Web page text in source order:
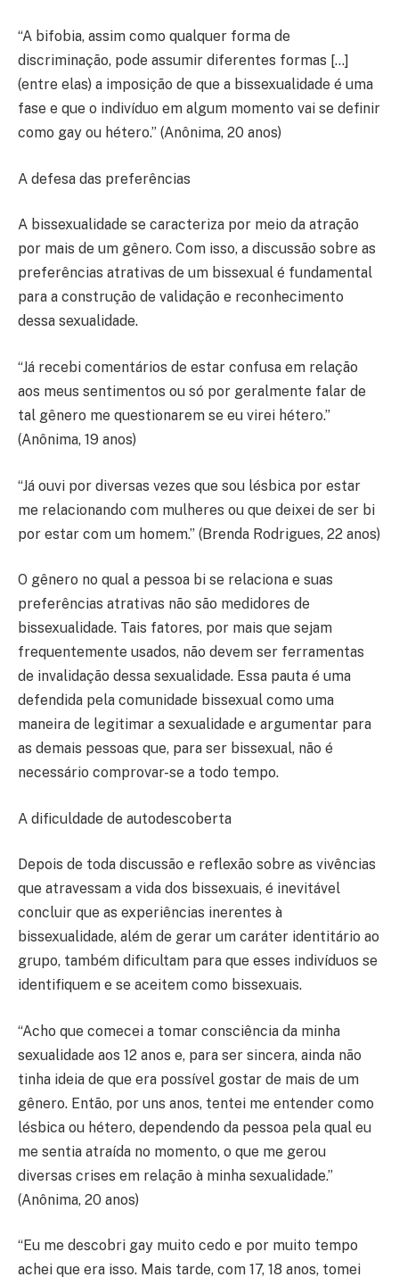
“A bifobia, assim como qualquer forma de
discriminação, pode assumir diferentes formas […]
(entre elas) a imposição de que a bissexualidade é uma
fase e que o indivíduo em algum momento vai se definir
como gay ou hétero.” (Anônima, 20 anos)
A defesa das preferências
A bissexualidade se caracteriza por meio da atração
por mais de um gênero. Com isso, a discussão sobre as
preferências atrativas de um bissexual é fundamental
para a construção de validação e reconhecimento
dessa sexualidade.
“Já recebi comentários de estar confusa em relação
aos meus sentimentos ou só por geralmente falar de
tal gênero me questionarem se eu virei hétero.”
(Anônima, 19 anos)
“Já ouvi por diversas vezes que sou lésbica por estar
me relacionando com mulheres ou que deixei de ser bi
por estar com um homem.” (Brenda Rodrigues, 22 anos)
O gênero no qual a pessoa bi se relaciona e suas
preferências atrativas não são medidores de
bissexualidade. Tais fatores, por mais que sejam
frequentemente usados, não devem ser ferramentas
de invalidação dessa sexualidade. Essa pauta é uma
defendida pela comunidade bissexual como uma
maneira de legitimar a sexualidade e argumentar para
as demais pessoas que, para ser bissexual, não é
necessário comprovar-se a todo tempo.
A dificuldade de autodescoberta
Depois de toda discussão e reflexão sobre as vivências
que atravessam a vida dos bissexuais, é inevitável
concluir que as experiências inerentes à
bissexualidade, além de gerar um caráter identitário ao
grupo, também dificultam para que esses indivíduos se
identifiquem e se aceitem como bissexuais.
“Acho que comecei a tomar consciência da minha
sexualidade aos 12 anos e, para ser sincera, ainda não
tinha ideia de que era possível gostar de mais de um
gênero. Então, por uns anos, tentei me entender como
lésbica ou hétero, dependendo da pessoa pela qual eu
me sentia atraída no momento, o que me gerou
diversas crises em relação à minha sexualidade.”
(Anônima, 20 anos)
“Eu me descobri gay muito cedo e por muito tempo
achei que era isso. Mais tarde, com 17, 18 anos, tomei